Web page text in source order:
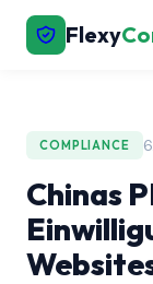
Flexy
COMPLIANCE
Chinas